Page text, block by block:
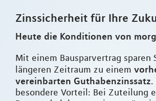
Zinssicherheit für Ihre
Heute die Konditionen von
Mit einem Bausparvertrag sparen
längeren Zeitraum zu einem
vereinbarten Guthabenzinssatz.
besondere Vorteil: Bei Zuteilung